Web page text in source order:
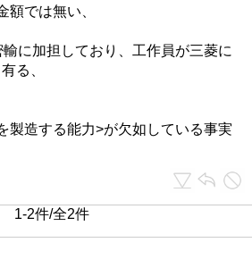
額では無い、
に加担しており、工作員が三菱に
る、
製造する能力>が欠如している事実
1-2件/全2件